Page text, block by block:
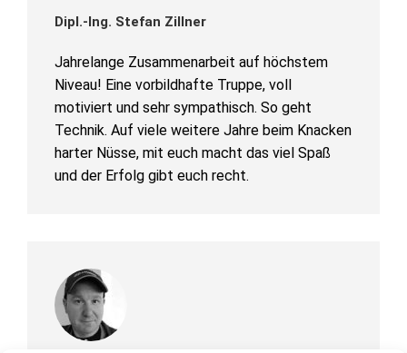
Dipl.-Ing. Stefan Zillner
Jahrelange Zusammenarbeit auf höchstem
Niveau! Eine vorbildhafte Truppe, voll
motiviert und sehr sympathisch. So geht
Technik. Auf viele weitere Jahre beim Knacken
harter Nüsse, mit euch macht das viel Spaß
und der Erfolg gibt euch recht.